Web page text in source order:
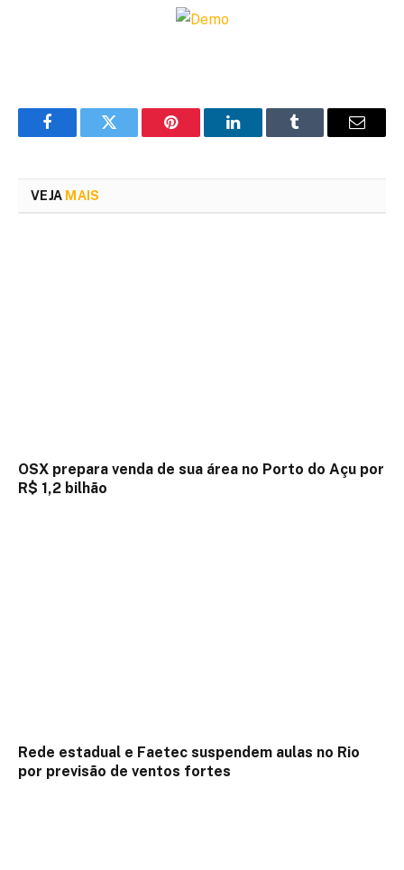
FacebookTwitter Pinterest LinkedInTumblr Email
VEJA MAIS
OSX prepara venda de sua área no Porto do Açu por
R$ 1,2 bilhão
Rede estadual e Faetec suspendem aulas no Rio
por previsão de ventos fortes